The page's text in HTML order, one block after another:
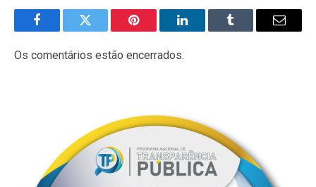
FacebookTwitter Pinterest LinkedInTumblr
E-
Os comentários estão encerrados.